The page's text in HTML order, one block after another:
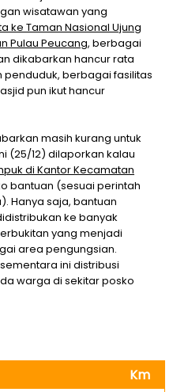
wisatawan yang
ke Taman Nasional Ujung
Pulau Peucang, berbagai
dikabarkan hancur rata
penduduk, berbagai fasilitas
pun ikut hancur
masih kurang untuk
(25/12) dilaporkan kalau
di Kantor Kecamatan
bantuan (sesuai perintah
Hanya saja, bantuan
ke banyak
yang menjadi
area pengungsian.
ini distribusi
warga di sekitar posko
Km